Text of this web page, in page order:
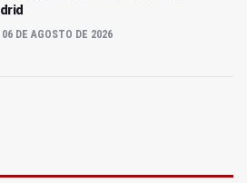
DE AGOSTO DE 2026